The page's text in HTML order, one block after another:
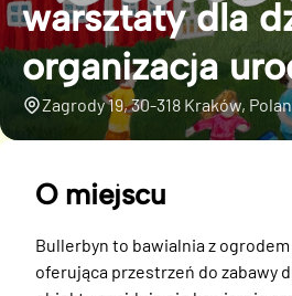
warsztaty dla
organizacja
Zagrody 19, 30-318 Kraków,
O miejscu
Bullerbyn to bawialnia z
oferująca przestrzeń do zabawy